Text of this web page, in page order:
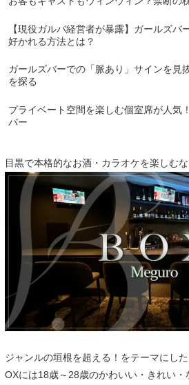
【現役ガルバ経営者が暴露】ガールズバ
好かれる方法とは？
ガールズバーでの「脈あり」サインを見
を探る
プライベート空間を楽しむ個室席が人気
バー
目黒で本格的なお酒・カラオケを楽しむ
ジャンルの垣根を超える！をテーマにし
OXには18歳～28歳のかわいい・きれい